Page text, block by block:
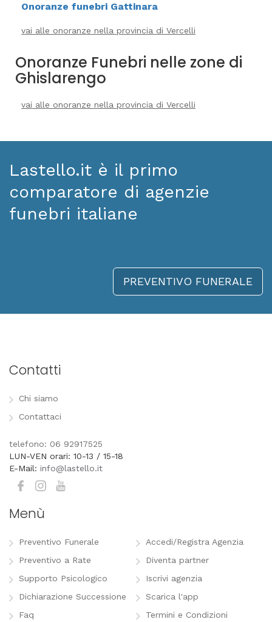
Onoranze funebri Gattinara
vai alle onoranze nella provincia di Vercelli
Onoranze Funebri nelle zone di
Ghislarengo
vai alle onoranze nella provincia di Vercelli
Lastello.it è il primo
comparatore di agenzie
funebri italiane
PREVENTIVO FUNERALE
Contatti
Chi siamo
Contattaci
telefono: 06 92917525
LUN-VEN orari: 10-13 / 15-18
E-Mail: info@lastello.it
Menù
Preventivo Funerale
Preventivo a Rate
Supporto Psicologico
Dichiarazione Successione
Faq
Accedi/Registra Agenzia
Diventa partner
Iscrivi agenzia
Scarica l'app
Termini e Condizioni